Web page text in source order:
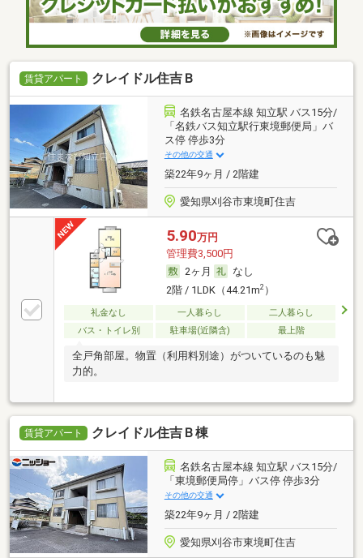
賃貸アパート クレイドル住吉Ｂ
名鉄名古屋本線 知立駅 バス15分/
「名鉄バス知立駅行東境郵便局」バ
ス停 停歩3分
その他の交通
築22年9ヶ月 / 2階建
愛知県刈谷市東境町住吉
5.90万円
管理費3,500円
2ヶ月
なし
2階 / 1LDK（44.21m2）
礼金なし 一人暮らし
二人暮らし
バス・トイレ別
駐車場(近隣含) 最上階
全戸角部屋。物置（利用料別途）がついているのも魅
力的。
賃貸アパート クレイドル住吉Ｂ棟
名鉄名古屋本線 知立駅 バス15分/
「東境郵便局停」バス停 停歩3分
その他の交通
築22年9ヶ月 / 2階建
愛知県刈谷市東境町住吉